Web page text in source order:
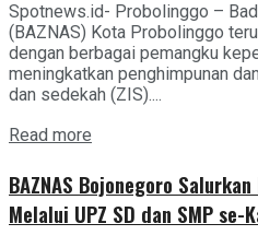
Spotnews.id- Probolinggo –
(BAZNAS) Kota Probolinggo
dengan berbagai pemangku
meningkatkan penghimpunan
dan sedekah (ZIS)....
Read more
BAZNAS Bojonegoro
Melalui UPZ SD dan SMP se-